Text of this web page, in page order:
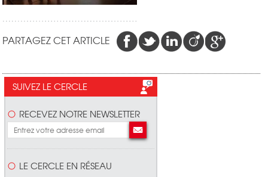
PARTAGEZ CET ARTICLE
SUIVEZ LE CERCLE
RECEVEZ NOTRE NEWSLETTER
LE CERCLE EN RÉSEAU